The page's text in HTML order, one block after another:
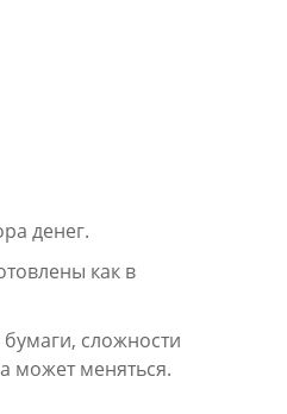
денег.
как в
сложности
может меняться.